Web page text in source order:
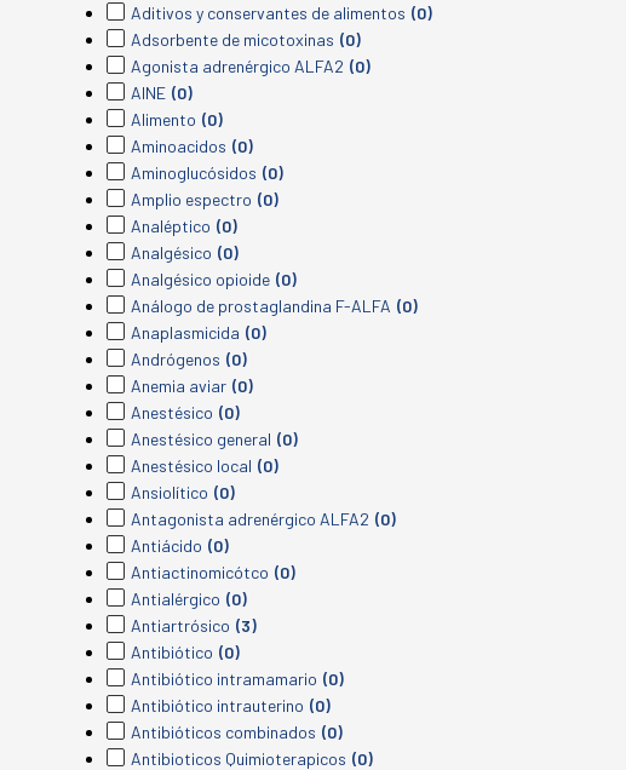
Aditivos y conservantes de alimentos (0)
Adsorbente de micotoxinas (0)
Agonista adrenérgico ALFA2 (0)
AINE (0)
Alimento (0)
Aminoacidos (0)
Aminoglucósidos (0)
Amplio espectro (0)
Analéptico (0)
Analgésico (0)
Analgésico opioide (0)
Análogo de prostaglandina F-ALFA (0)
Anaplasmicida (0)
Andrógenos (0)
Anemia aviar (0)
Anestésico (0)
Anestésico general (0)
Anestésico local (0)
Ansiolítico (0)
Antagonista adrenérgico ALFA2 (0)
Antiácido (0)
Antiactinomicótco (0)
Antialérgico (0)
Antiartrósico (3)
Antibiótico (0)
Antibiótico intramamario (0)
Antibiótico intrauterino (0)
Antibióticos combinados (0)
Antibioticos Quimioterapicos (0)